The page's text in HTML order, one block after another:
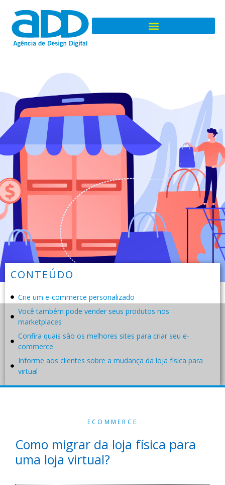
CONTEÚDO
Crie um e-commerce personalizado
Você também pode vender seus produtos nos
marketplaces
Confira quais são os melhores sites para criar seu e-
commerce
Informe aos clientes sobre a mudança da loja física para
virtual
ECOMMERCE
Como migrar da loja física para
uma loja virtual?